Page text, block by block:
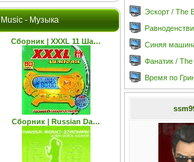
Music - Музыка
Сборник | XXXL 11 Ша…
Сборник | Russian Da…
Эскорт / The
Синяя
Фанатик /
Время по